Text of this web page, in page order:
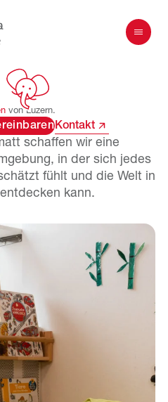
von Luzern.
Kontakt
schaffen wir eine
in der sich jedes
fühlt und die Welt in
kann.